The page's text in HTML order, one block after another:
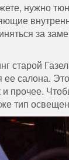
нужно
за
старой
салона.
прочее.
тип